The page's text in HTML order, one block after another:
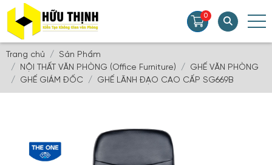
0
Trang chủ
Sản Phẩm
NỘI THẤT VĂN PHÒNG (Office Furniture)
GHẾ VĂN PHÒNG
GHẾ GIÁM ĐỐC
GHẾ LÃNH ĐẠO CAO CẤP SG669B